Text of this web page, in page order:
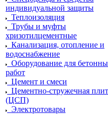
индивидуальной защиты
Теплоизоляция
Трубы и муфты
хризотилцементные
Канализация, отопление и
водоснабжение
Оборудование для
работ
Цемент и смеси
Цементно-стружечная
(ЦСП)
Электротовары